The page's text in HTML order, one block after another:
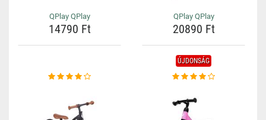
QPlay QPlay
14790 Ft
QPlay QPlay
20890 Ft
ÚJDONSÁG